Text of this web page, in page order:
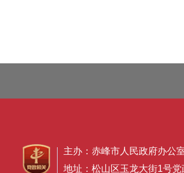
主办：赤峰市人民政府办公
地址：松山区玉龙大街1